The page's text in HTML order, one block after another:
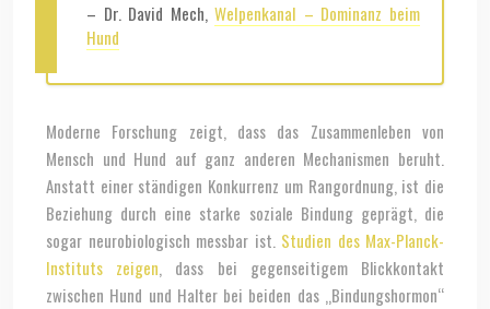
– Dr. David Mech,Welpenkanal – Dominanz beim
Hund
Moderne Forschung zeigt, dass das Zusammenleben von
Mensch und Hund auf ganz anderen Mechanismen beruht.
Anstatt einer ständigen Konkurrenz um Rangordnung, ist die
Beziehung durch eine starke soziale Bindung geprägt, die
sogar neurobiologisch messbar ist. Studien des Max-Planck-
Instituts zeigen , dass bei gegenseitigem Blickkontakt
zwischen Hund und Halter bei beiden das „Bindungshormon“